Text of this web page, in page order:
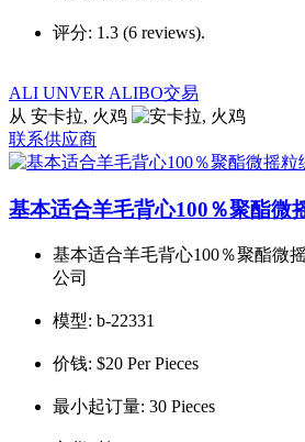
评分: 1.3 (6 reviews).
ALI UNVER ALIBO交易
从 安卡拉, 火鸡
联系供应商
基本适合羊毛背心100％聚酯微
基本适合羊毛背心100％聚酯微
公司
模型: b-22331
价钱: $20 Per Pieces
最小起订量: 30 Pieces